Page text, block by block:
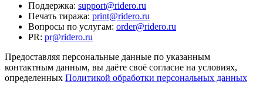
Поддержка: support@ridero.ru
Печать тиража: print@ridero.ru
Вопросы по услугам: order@ridero.ru
PR: pr@ridero.ru
Предоставляя персональные данные по указанным
контактным данным, вы даёте своё согласие на условиях,
определенных Политикой обработки персональных данных